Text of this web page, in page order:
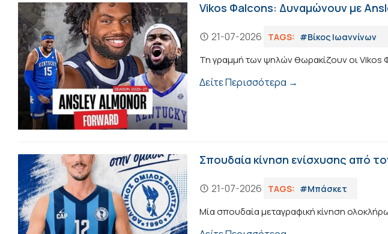
Vikos Φalcons: Δυναμώνουν με
21-07-2026 TAGS: #Βίκος Ιωαννίνων
Τη γραμμή των ψηλών θωρακίζουν οι Vikos
Δείτε Περισσότερα →
Σπουδαία κίνηση ενίσχυσης από
21-07-2026 TAGS: #Μπάσκετ
Μία σπουδαία μεταγραφική κίνηση